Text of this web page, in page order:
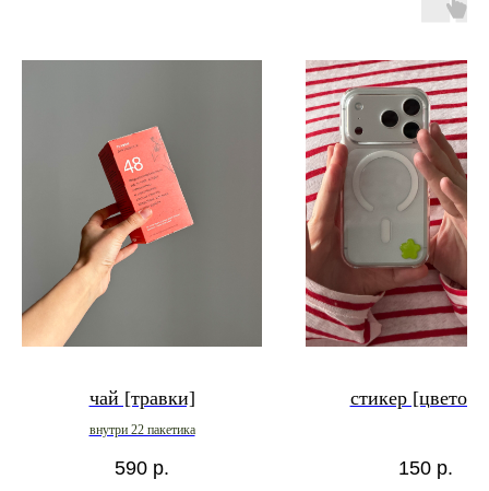
чай [травки]
внутри 22 пакетика
590 р.
стикер
150 р.